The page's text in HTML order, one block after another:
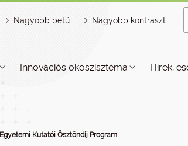
Nagyobb betű Nagyobb kontraszt
Innovációs ökoszisztéma Hírek,
Egyetemi Kutatói Ösztöndíj Program